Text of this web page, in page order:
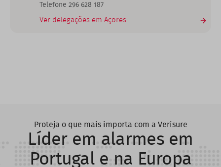
Telefone 296 628 187
Ver delegações em Açores
Proteja o que mais importa com a Verisure
Líder em alarmes em
Portugal e na Europa